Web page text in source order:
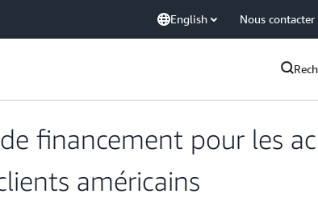
English Nous contacter
financement pour les
américains